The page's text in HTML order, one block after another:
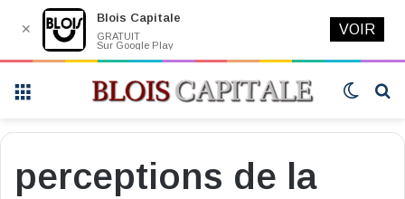
Switch
perceptions de la
✕
Blois Capitale
GRATUIT
Sur Google Play
VOIR